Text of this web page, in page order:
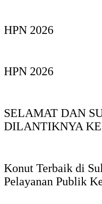
HPN 2026
HPN 2026
SELAMAT DAN
DILANTIKNYA
Konut Terbaik di
Pelayanan Publik